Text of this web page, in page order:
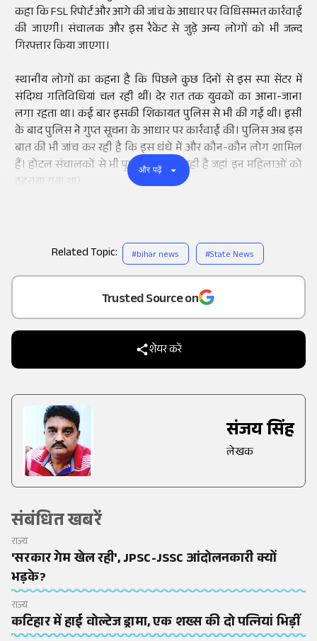
Add
as a
Trusted Source on
शेयर करें
संजय सिंह
लेखक
संबंधित खबरें
राज्य
'सरकार गेम खेल रही', JPSC-JSSC आंदोलनकारी क्यों
भड़के?
राज्य
कटिहार में हाई वोल्टेज ड्रामा, एक शख्स की दो पत्नियां भिड़ीं
कहा कि FSL रिपोर्ट और आगे की जांच के आधार पर विधिसम्मत कार्रवाई
की जाएगी। संचालक और इस रैकेट से जुड़े अन्य लोगों को भी जल्द
गिरफ्तार किया जाएगा।
स्थानीय लोगों का कहना है कि पिछले कुछ दिनों से इस स्पा सेंटर में
संदिग्ध गतिविधियां चल रही थीं। देर रात तक युवकों का आना-जाना
लगा रहता था। कई बार इसकी शिकायत पुलिस से भी की गई थी। इसी
के बाद पुलिस ने गुप्त सूचना के आधार पर कार्रवाई की। पुलिस अब इस
बात की भी जांच कर रही है कि इस धंधे में और कौन-कौन लोग शामिल
हैं। होटल संचालकों से भी पूछताछ की जा रही है जहां इन महिलाओं को
ठहराया गया था।
और पढ़ें
Related Topic: #bihar news #State News